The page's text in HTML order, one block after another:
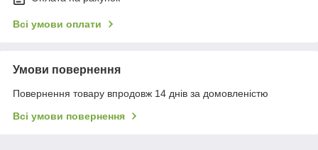
Всі умови оплати
Умови повернення
Повернення товару впродовж 14 днів за домовленістю
Всі умови повернення